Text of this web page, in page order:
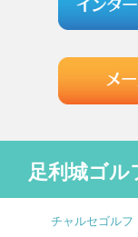
足利城ゴ
チャルセゴルフ